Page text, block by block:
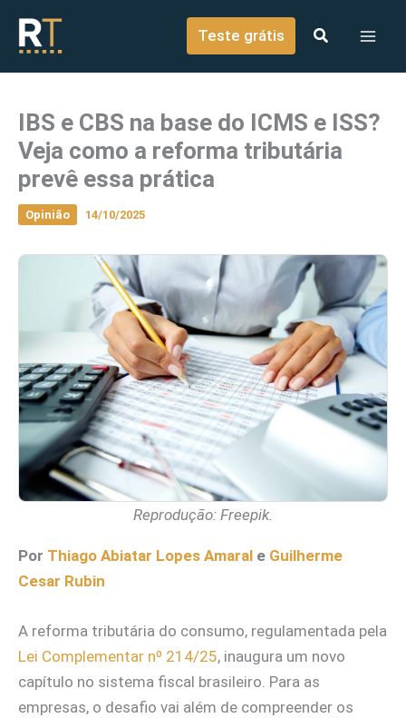
conteúdo
Teste grátis
IBS e CBS na base do ICMS e ISS?
Veja como a reforma tributária
prevê essa prática
Opinião 14/10/2025
Reprodução: Freepik.
Por Thiago Abiatar Lopes Amaral e Guilherme
Cesar Rubin
A reforma tributária do consumo, regulamentada pela
Lei Complementar nº 214/25, inaugura um novo
capítulo no sistema fiscal brasileiro. Para as
empresas, o desafio vai além de compreender os